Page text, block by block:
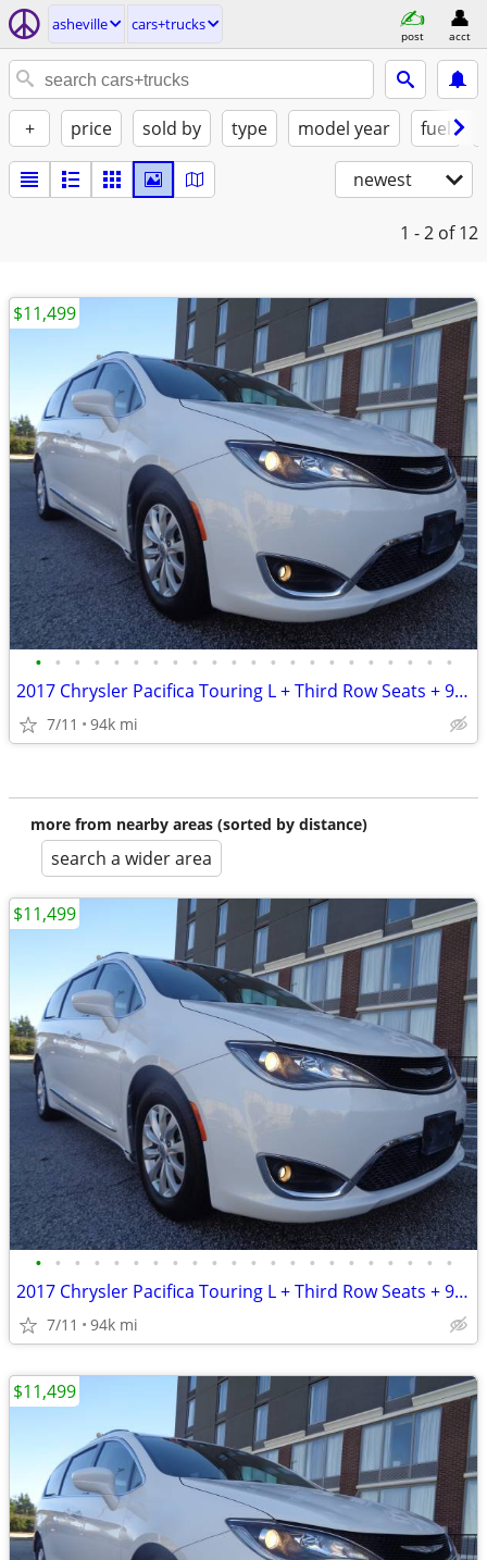
asheville cars+trucks
post acct
+ price sold by type model year fuel
newest
1 - 2 of 12
• • • • • • • • • • • • • • • • • • • • • •
2017 Chrysler Pacifica Touring L + Third Row Seats + 94,000 Miles
7/11 94k mi
$11,499
more from nearby areas (sorted by distance)
search a wider area
• • • • • • • • • • • • • • • • • • • • • •
2017 Chrysler Pacifica Touring L + Third Row Seats + 94,000 Miles
7/11 94k mi
$11,499
$11,499